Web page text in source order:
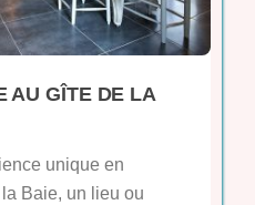
AU GÎTE DE LA
unique en
Baie, un lieu ou